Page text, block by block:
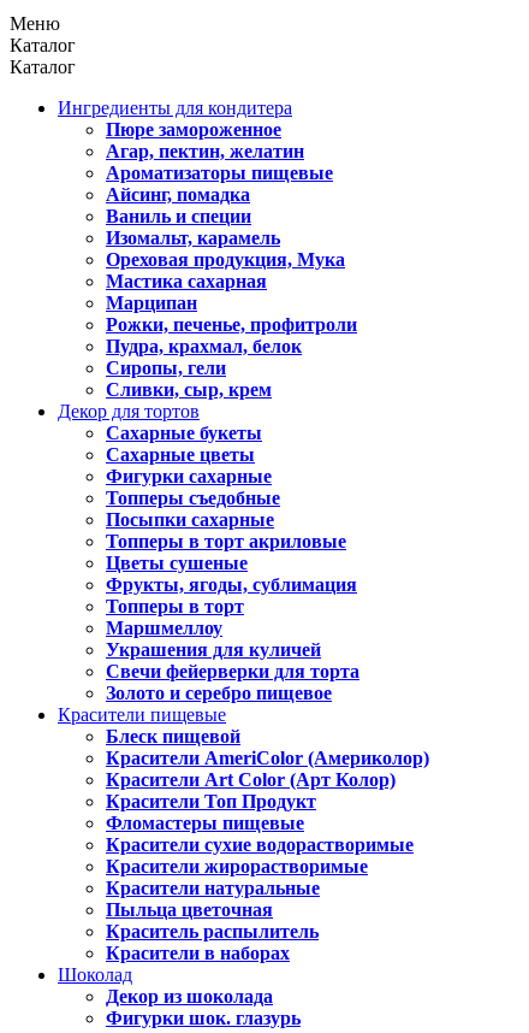
Меню
Каталог
Каталог
Ингредиенты для кондитера
Пюре замороженное
Агар, пектин, желатин
Ароматизаторы пищевые
Айсинг, помадка
Ваниль и специи
Изомальт, карамель
Ореховая продукция, Мука
Мастика сахарная
Марципан
Рожки, печенье, профитроли
Пудра, крахмал, белок
Сиропы, гели
Сливки, сыр, крем
Декор для тортов
Сахарные букеты
Сахарные цветы
Фигурки сахарные
Топперы съедобные
Посыпки сахарные
Топперы в торт акриловые
Цветы сушеные
Фрукты, ягоды, сублимация
Топперы в торт
Маршмеллоу
Украшения для куличей
Свечи фейерверки для торта
Золото и серебро пищевое
Красители пищевые
Блеск пищевой
Красители AmeriColor (Америколор)
Красители Art Color (Арт Колор)
Красители Топ Продукт
Фломастеры пищевые
Красители сухие водорастворимые
Красители жирорастворимые
Красители натуральные
Пыльца цветочная
Краситель распылитель
Красители в наборах
Шоколад
Декор из шоколада
Фигурки шок. глазурь